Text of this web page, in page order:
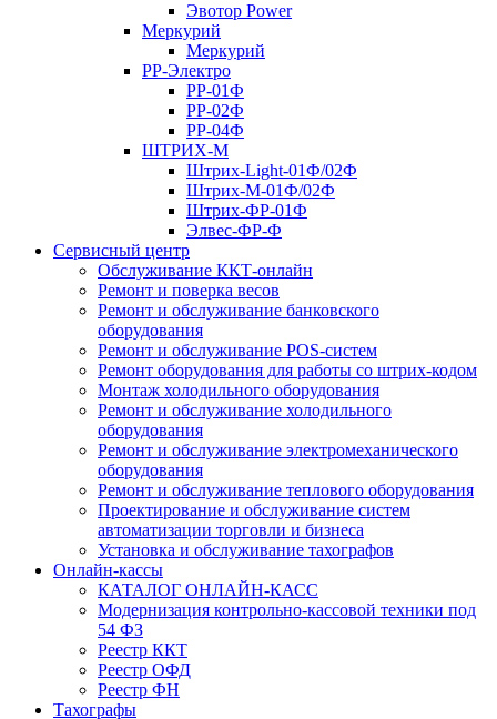
Эвотор Power
Меркурий
Меркурий
РР-Электро
РР-01Ф
РР-02Ф
РР-04Ф
ШТРИХ-М
Штрих-Light-01Ф/02Ф
Штрих-М-01Ф/02Ф
Штрих-ФР-01Ф
Элвес-ФР-Ф
Сервисный центр
Обслуживание ККТ-онлайн
Ремонт и поверка весов
Ремонт и обслуживание банковского
оборудования
Ремонт и обслуживание POS-систем
Ремонт оборудования для работы со штрих-кодом
Монтаж холодильного оборудования
Ремонт и обслуживание холодильного
оборудования
Ремонт и обслуживание электромеханического
оборудования
Ремонт и обслуживание теплового оборудования
Проектирование и обслуживание систем
автоматизации торговли и бизнеса
Установка и обслуживание тахографов
Онлайн-кассы
КАТАЛОГ ОНЛАЙН-КАСС
Модернизация контрольно-кассовой техники под
54 ФЗ
Реестр ККТ
Реестр ОФД
Реестр ФН
Тахографы